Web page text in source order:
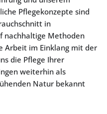
Pflegekonzepte sind
in
nachhaltige Methoden
Arbeit im Einklang mit der
die Pflege Ihrer
weiterhin als
Natur bekannt